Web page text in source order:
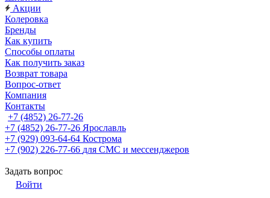
Акции
Колеровка
Бренды
Как купить
Способы оплаты
Как получить заказ
Возврат товара
Вопрос-ответ
Компания
Контакты
+7 (4852) 26-77-26
+7 (4852) 26-77-26 Ярославль
+7 (929) 093-64-64 Кострома
+7 (902) 226-77-66 для СМС и мессенджеров
Задать вопрос
Войти